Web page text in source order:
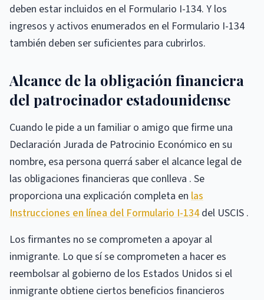
deben estar incluidos en el Formulario I-134. Y los
ingresos y activos enumerados en el Formulario I-134
también deben ser suficientes para cubrirlos.
Alcance de la obligación financiera
del patrocinador estadounidense
Cuando le pide a un familiar o amigo que firme una
Declaración Jurada de Patrocinio Económico en su
nombre, esa persona querrá saber el alcance legal de
las obligaciones financieras que conlleva . Se
proporciona una explicación completa en las
Instrucciones en línea del Formulario I-134del USCIS .
Los firmantes no se comprometen a apoyar al
inmigrante. Lo que sí se comprometen a hacer es
reembolsar al gobierno de los Estados Unidos si el
inmigrante obtiene ciertos beneficios financieros